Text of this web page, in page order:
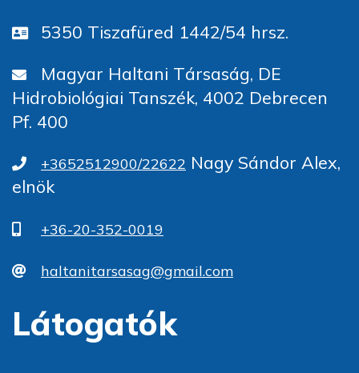
5350 Tiszafüred 1442/54 hrsz.
Magyar Haltani Társaság, DE
Hidrobiológiai Tanszék, 4002 Debrecen
Pf. 400
+3652512900/22622 Nagy Sándor Alex,
elnök
+36-20-352-0019
haltanitarsasag@gmail.com
Látogatók